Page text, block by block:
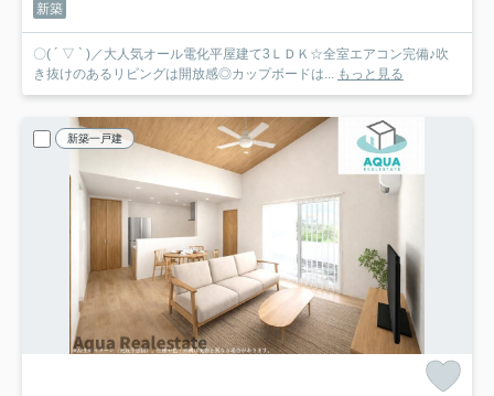
新築
〇( ´ ▽ ` )／大人気オール電化平屋建て3ＬＤＫ☆全室エアコン完備♪吹
き抜けのあるリビングは開放感◎カップボードは... もっと見る
新築一戸建